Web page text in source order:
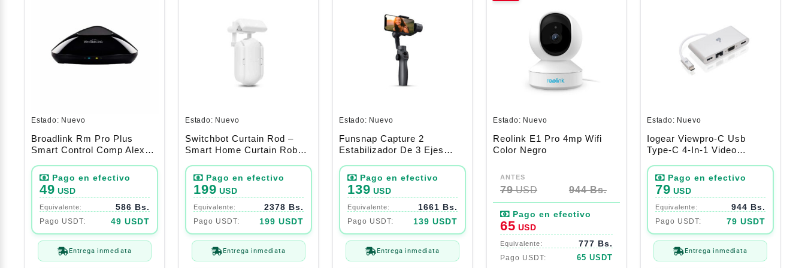
Estado: Nuevo
Broadlink Rm Pro Plus
Smart Control Comp Alexa-
49 USD
586 Bs.
49 USDT
Entrega inmediata
Estado: Nuevo
Switchbot Curtain Rod –
Smart Home Curtain Robot
(Tubo Circular)
199 USD
2378 Bs.
199 USDT
Entrega inmediata
Estado: Nuevo
Funsnap Capture 2
Estabilizador De 3 Ejes
139 USD
1661 Bs.
139 USDT
Entrega inmediata
Estado: Nuevo
Reolink E1 Pro 4mp Wifi
Color Negro
79USD 944 Bs.
original
era:
79$.
65 USD
777 Bs.
65 USDT
actual
es:
65$.
Estado: Nuevo
Iogear Viewpro-C Usb
Type-C 4-In-1 Video
79 USD
944 Bs.
79 USDT
Entrega inmediata